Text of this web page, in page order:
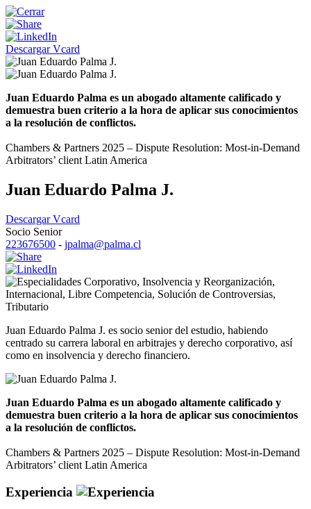
Descargar Vcard
Juan Eduardo Palma es un abogado altamente calificado y
demuestra buen criterio a la hora de aplicar sus conocimientos
a la resolución de conflictos.
Chambers & Partners 2025 – Dispute Resolution: Most-in-Demand
Arbitrators’ client Latin America
Juan Eduardo Palma J.
Descargar Vcard
Socio Senior
223676500 - jpalma@palma.cl
Corporativo, Insolvencia y Reorganización,
Internacional, Libre Competencia, Solución de Controversias,
Tributario
Juan Eduardo Palma J. es socio senior del estudio, habiendo
centrado su carrera laboral en arbitrajes y derecho corporativo, así
como en insolvencia y derecho financiero.
Juan Eduardo Palma es un abogado altamente calificado y
demuestra buen criterio a la hora de aplicar sus conocimientos
a la resolución de conflictos.
Chambers & Partners 2025 – Dispute Resolution: Most-in-Demand
Arbitrators’ client Latin America
Experiencia